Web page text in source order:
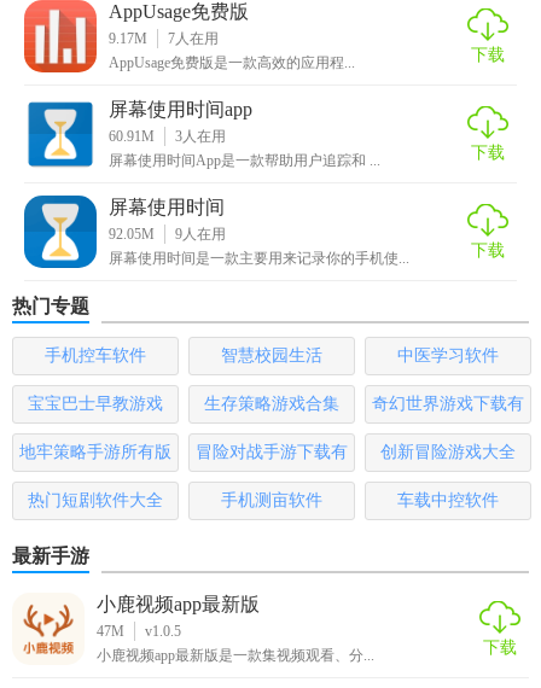
3. 设置选项：允许用户自定义监控频率、通知偏好等。
享。
【AppUsage官方版优势】
1. 全面监控：覆盖所有关键资源，确保用户能够全面了解设
备性能状况。
2. 直观展示：通过图表和列表结合的方式，使数据易于理解
和分析。
3. 实时反馈：提供实时资源消耗信息，帮助用户及时发现问
题并采取措施。
4. 操作简便：界面简洁明了，操作直观易懂，适合各年龄层
用户。
【AppUsage官方版点评】
AppUsage官方版是一款功能强大且易于使用的性能监控工
具。它不仅能够为用户提供详尽的资源消耗数据，还能够帮
助用户识别并解决性能问题。无论是普通用户还是开发者，
AppUsage免费版
9.17M 7人在用
AppUsage免费版是一款高效的应用程...
下载
屏幕使用时间app
60.91M 3人在用
屏幕使用时间App是一款帮助用户追踪和 ...
下载
屏幕使用时间
92.05M 9人在用
屏幕使用时间是一款主要用来记录你的手机使...
下载
热门专题
手机控车软件 智慧校园生活 中医学习软件
宝宝巴士早教游戏 生存策略游戏合集
奇幻世界游戏下载有
哪些
地牢策略手游所有版
本
冒险对战手游下载有
哪些
创新冒险游戏大全
热门短剧软件大全 手机测亩软件 车载中控软件
最新手游
小鹿视频app最新版
47M
v1.0.5
小鹿视频app最新版是一款集视频观看、分...
下载